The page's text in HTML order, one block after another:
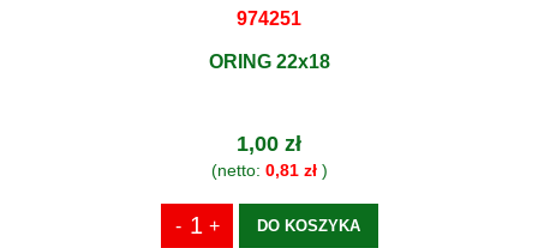
974251
ORING 22x18
1,00 zł
(netto: 0,81 zł)
DO KOSZYKA